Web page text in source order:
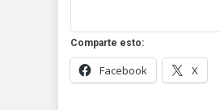
Comparte esto:
Facebook X